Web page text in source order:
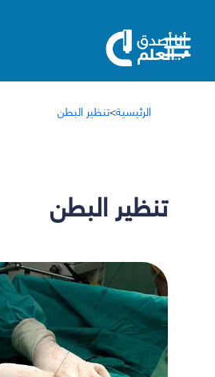
الرئيسية>تنظير البطن
تنظير البطن